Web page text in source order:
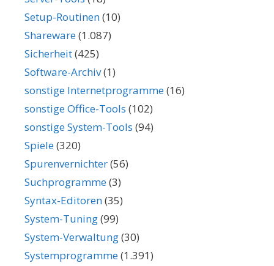
Setup-Routinen(10)
Shareware(1.087)
Sicherheit(425)
Software-Archiv(1)
sonstige Internetprogramme(16)
sonstige Office-Tools (102)
sonstige System-Tools (94)
Spiele(320)
Spurenvernichter(56)
Suchprogramme(3)
Syntax-Editoren(35)
System-Tuning(99)
System-Verwaltung(30)
Systemprogramme(1.391)